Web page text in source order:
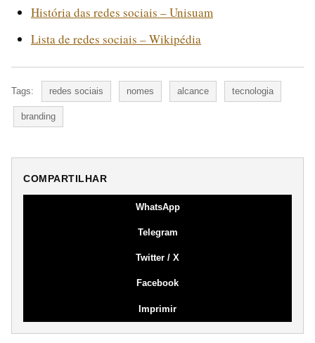
História das redes sociais – Unisuam
Lista de redes sociais – Wikipédia
Tags: redes sociais nomes alcance tecnologia
branding
COMPARTILHAR
WhatsApp
Telegram
Twitter / X
Facebook
Imprimir